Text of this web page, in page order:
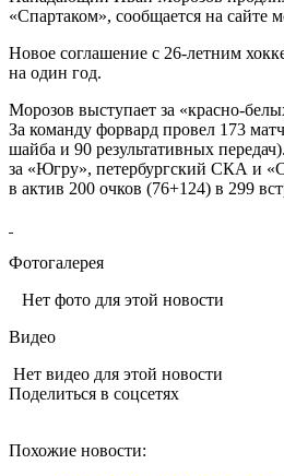
«Спартаком», сообщается на сайте
Новое соглашение с 26‑летним
на один год.
Морозов выступает за
За команду форвард провел 173
шайба и 90 результативных
за «Югру», петербургский СКА и
в актив 200 очков (76+124) в 299
Фотогалерея
Нет фото для этой новости
Видео
Нет видео для этой новости
Поделиться в соцсетях
Похожие новости: